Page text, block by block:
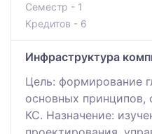
Семестр - 1
Кредитов - 6
Инфраструктура
Цель: формирование
основных принципов,
КС. Назначение: